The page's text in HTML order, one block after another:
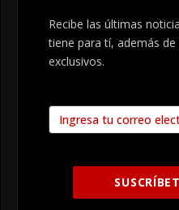
Recibe las últimas
tiene para tí, además
exclusivos.